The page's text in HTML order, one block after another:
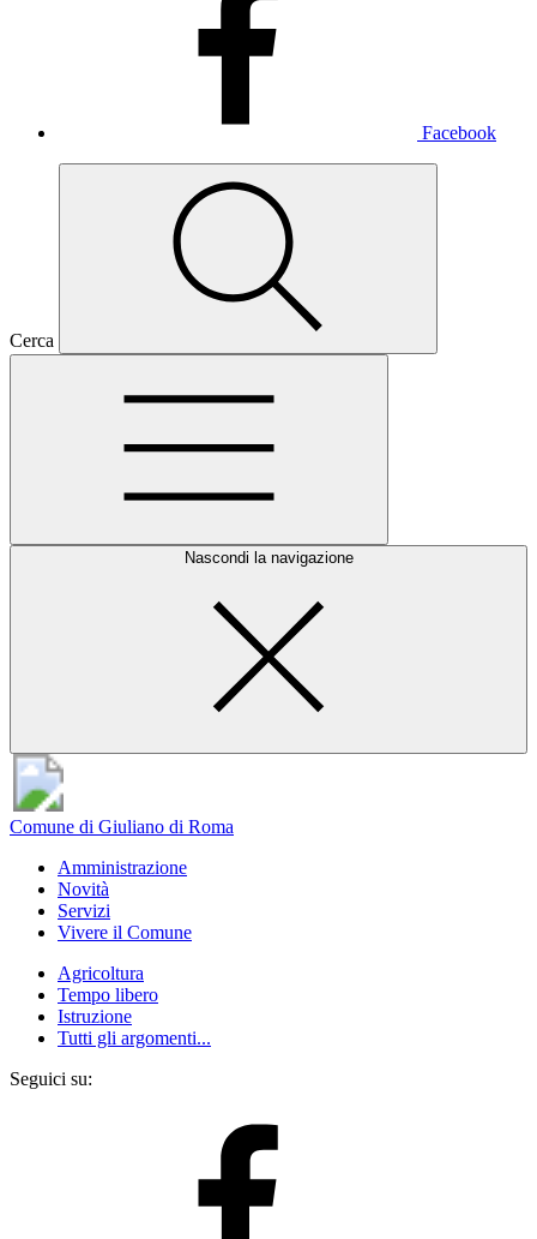
Facebook
Cerca
Nascondi la navigazione
Comune di Giuliano di Roma
Amministrazione
Novità
Servizi
Vivere il Comune
Agricoltura
Tempo libero
Istruzione
Tutti gli argomenti...
Seguici su: